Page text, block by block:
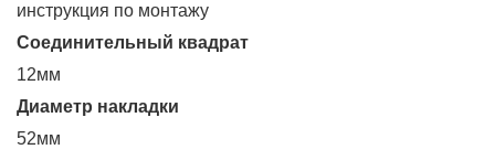
инструкция по монтажу
Соединительный квадрат
12мм
Диаметр накладки
52мм